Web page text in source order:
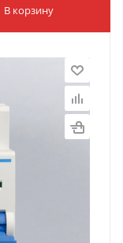
В корзину